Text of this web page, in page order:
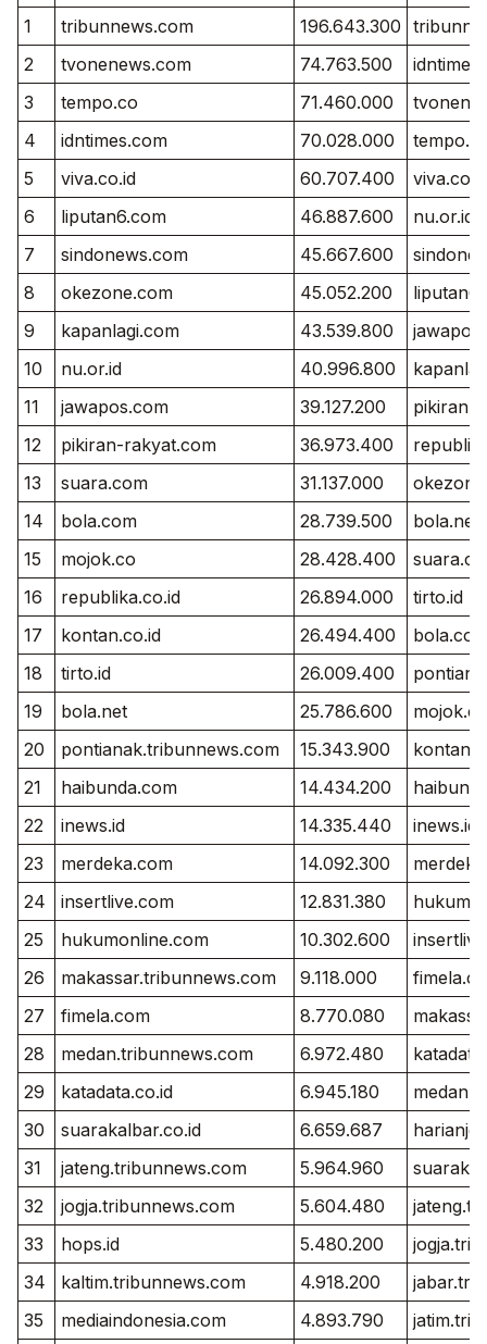
1 tribunnews.com 196.643.300
2
tvonenews.com 74.763.500
3
tempo.co 71.460.000
4
idntimes.com 70.028.000
5
viva.co.id 60.707.400
viva.co.id
6
liputan6.com 46.887.600
nu.or.id
7
sindonews.com 45.667.600
8
okezone.com 45.052.200
9
kapanlagi.com 43.539.800
10
nu.or.id 40.996.800
11
jawapos.com 39.127.200
pikiran-
12
pikiran-rakyat.com 36.973.400
13
suara.com 31.137.000
14
bola.com 28.739.500
bola.net
15
mojok.co 28.428.400
16
republika.co.id 26.894.000
tirto.id
17
kontan.co.id 26.494.400
18
tirto.id 26.009.400
19
bola.net 25.786.600
mojok.co
20
pontianak.tribunnews.com 15.343.900
21
haibunda.com 14.434.200
22
inews.id 14.335.440
inews.id
23
merdeka.com 14.092.300
24
insertlive.com 12.831.380
25
hukumonline.com 10.302.600
26
makassar.tribunnews.com 9.118.000
27
fimela.com 8.770.080
28
medan.tribunnews.com 6.972.480
29
katadata.co.id 6.945.180
30
suarakalbar.co.id 6.659.687
31
jateng.tribunnews.com 5.964.960
32
jogja.tribunnews.com 5.604.480
33
hops.id 5.480.200
34
kaltim.tribunnews.com 4.918.200
35
mediaindonesia.com 4.893.790